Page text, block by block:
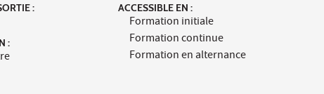
:
:
ACCESSIBLE EN :
Formation initiale
Formation continue
Formation en alternance